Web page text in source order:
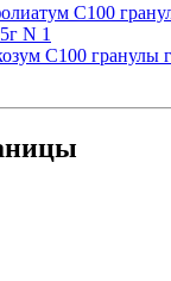
С100
N 1
C100 гранулы